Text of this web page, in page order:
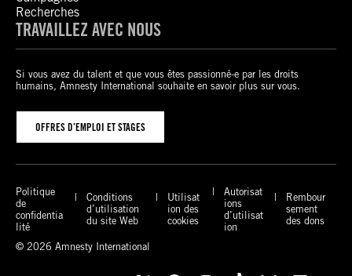
Recherches
TRAVAILLEZ AVEC NOUS
Si vous avez du talent et que vous êtes passionné-e par les droits
humains, Amnesty International souhaite en savoir plus sur vous.
OFFRES D’EMPLOI ET STAGES
Politique
de
confidentia
lité
Conditions
d’utilisation
du site Web
Utilisat
ion des
cookies
Autorisat
ions
d’utilisat
ion
Rembour
sement
des dons
© 2026 Amnesty International